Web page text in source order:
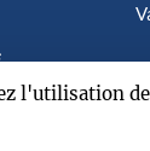
l'utilisation